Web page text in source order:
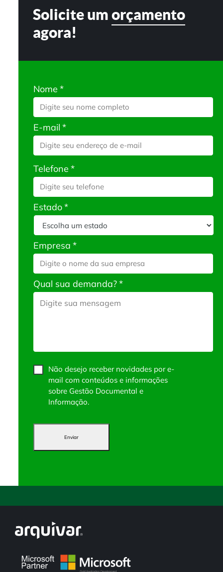
Solicite umorçamento
agora!
Nome *
E-mail *
Telefone *
Estado*
Empresa *
Qual sua demanda?*
Não desejo receber novidades por e-
mail com conteúdos e informações
sobre Gestão Documental e
Informação.
Enviar